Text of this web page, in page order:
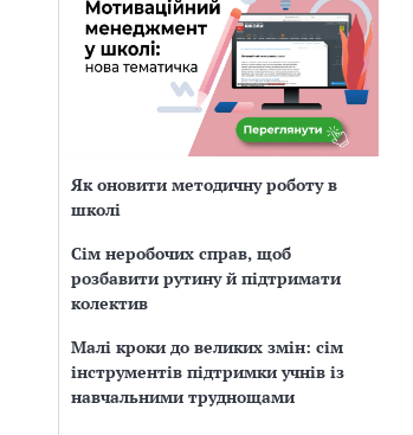
Як оновити методичну роботу в
школі
Сім неробочих справ, щоб
розбавити рутину й підтримати
колектив
Малі кроки до великих змін: сім
інструментів підтримки учнів із
навчальними труднощами